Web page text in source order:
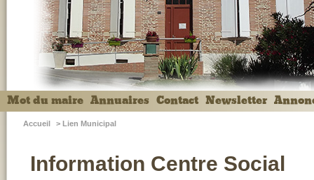
Mot du maire Annuaires Contact Newsletter
Accueil > Lien Municipal
Information Centre Social